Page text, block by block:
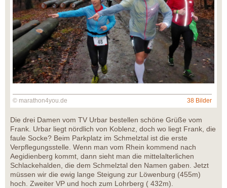
© marathon4you.de 38 Bilder
Die drei Damen vom TV Urbar bestellen schöne Grüße vom
Frank. Urbar liegt nördlich von Koblenz, doch wo liegt Frank, die
faule Socke? Beim Parkplatz im Schmelztal ist die erste
Verpflegungsstelle. Wenn man vom Rhein kommend nach
Aegidienberg kommt, dann sieht man die mittelalterlichen
Schlackehalden, die dem Schmelztal den Namen gaben. Jetzt
müssen wir die ewig lange Steigung zur Löwenburg (455m)
hoch. Zweiter VP und hoch zum Lohrberg ( 432m).